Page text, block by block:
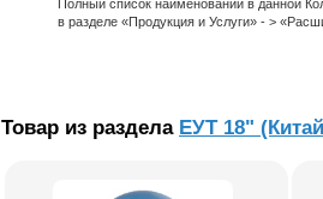
Полный список наименований в данной
в разделе «Продукция и Услуги» - >
Товар из раздела ЕУТ 18"